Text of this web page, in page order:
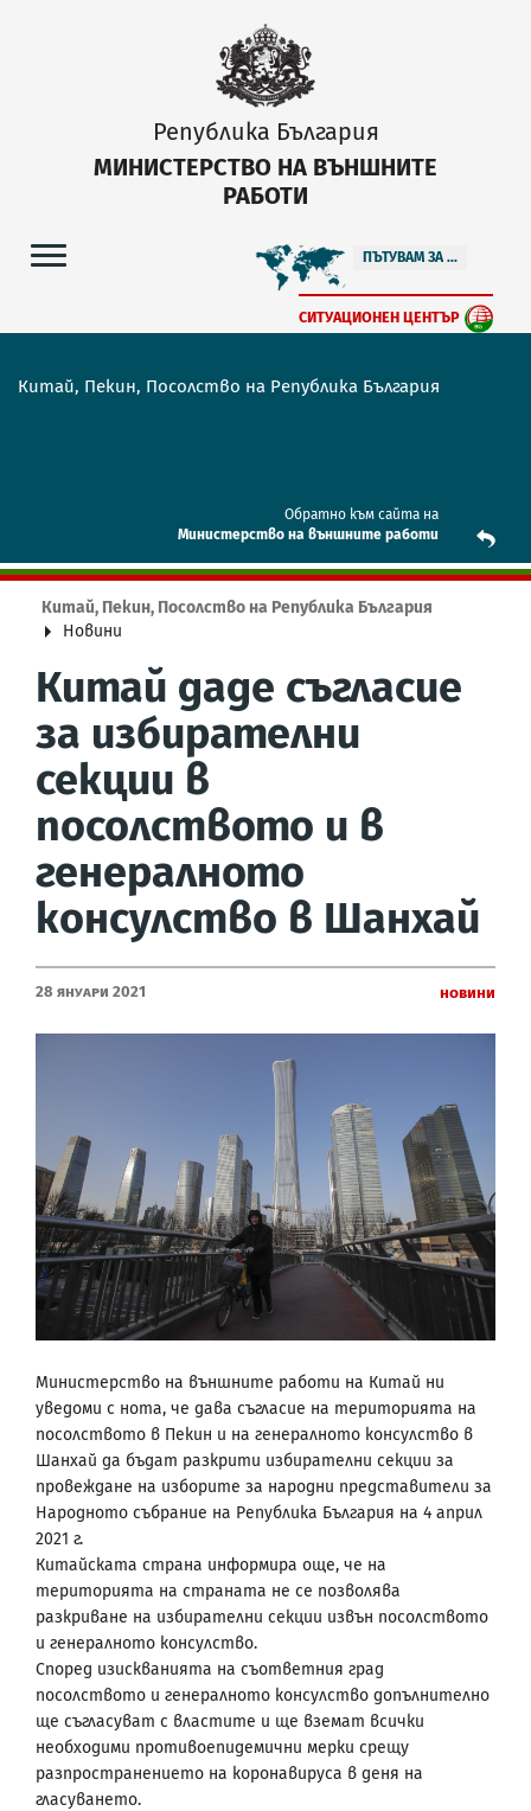
Република България
МИНИСТЕРСТВО НА ВЪНШНИТЕ
РАБОТИ
ПЪТУВАМ ЗА ...
СИТУАЦИОНЕН ЦЕНТЪР
Китай, Пекин, Посолство на Република България
Обратно към сайта на
Mинистерство на външните работи
Китай, Пекин, Посолство на Република България
Новини
Китай даде съгласие
за избирателни
секции в
посолството и в
генералното
консулство в Шанхай
28 Януари 2021 Новини
Министерство на външните работи на Китай ни
уведоми с нота, че дава съгласие на територията на
посолството в Пекин и на генералното консулство в
Шанхай да бъдат разкрити избирателни секции за
провеждане на изборите за народни представители за
Народното събрание на Република България на 4 април
2021 г.
Китайската страна информира още, че на
територията на страната не се позволява
разкриване на избирателни секции извън посолството
и генералното консулство.
Според изискванията на съответния град
посолството и генералното консулство допълнително
ще съгласуват с властите и ще вземат всички
необходими противоепидемични мерки срещу
разпространението на коронавируса в деня на
гласуването.